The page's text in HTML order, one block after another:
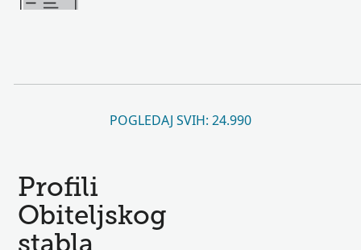
POGLEDAJ SVIH: 24.990
Profili
Obiteljskog